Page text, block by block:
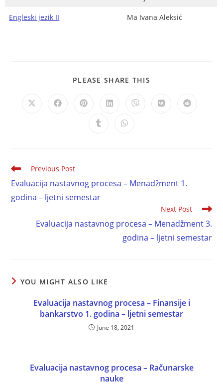
Engleski jezik II Ma Ivana Aleksić
PLEASE SHARE THIS
Previous Post
Evaluacija nastavnog procesa – Menadžment 1.
godina – ljetni semestar
Next Post
Evaluacija nastavnog procesa – Menadžment 3.
godina – ljetni semestar
YOU MIGHT ALSO LIKE
Evaluacija nastavnog procesa – Finansije i
bankarstvo 1. godina – ljetni semestar
June 18, 2021
Evaluacija nastavnog procesa – Računarske
nauke